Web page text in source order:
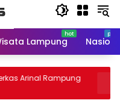
Lampung
Rampung